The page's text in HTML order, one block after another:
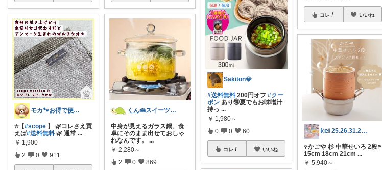
モカ🐾お得で便利💛犬とのおうち時間
⭐️【#scope 】 🌿コレさえ買
えば#送料無料 🌿 通常 ...
￥ 1,900
2 0 911
くん🍰スイーツ＆暮らし
中身が見えるガラス鍋、食
卓にそのまま出せておしゃ
れなんです。...
￥ 2,280～
2 0 869
Sakiton💎
#送料無料 200円オフ#クー
ポン あり🉐夏でもお味噌汁
持っ ...
￥ 1,980～
0 0 60
コレ いいね
コレ いいね
𝕜𝕖𝕚 25.26.31.2日💓
𖧤かごや 杉 中華せいろ 2段𖧤
15cm 18cm 21cm ...
￥ 5,940～